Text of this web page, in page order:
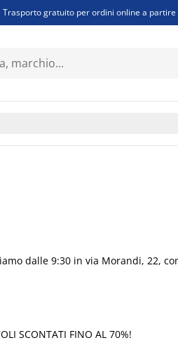
Trasporto gratuito per ordini online a partire
- Scegli il piano di rimborso più adatto a
dalle 9:30 in via Morandi, 22,
SCONTATI FINO AL 70%!